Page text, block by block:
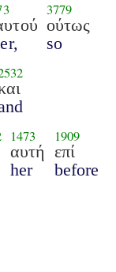
3779
ούτως
so
1473
αυτή
her
1909
επί
before